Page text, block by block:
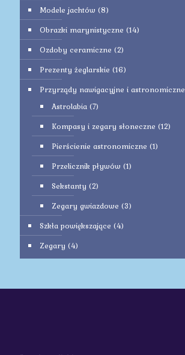
Modele jachtów (8)
Obrazki marynistyczne (14)
Ozdoby ceramiczne (2)
Prezenty żeglarskie (16)
Przyrządy nawigacyjne i astronomiczne
Astrolabia (7)
Kompasy i zegary słoneczne (12)
Pierścienie astronomiczne (1)
Przelicznik pływów (1)
Sekstanty (2)
Zegary gwiazdowe (3)
Szkła powiększające (4)
Zegary (4)